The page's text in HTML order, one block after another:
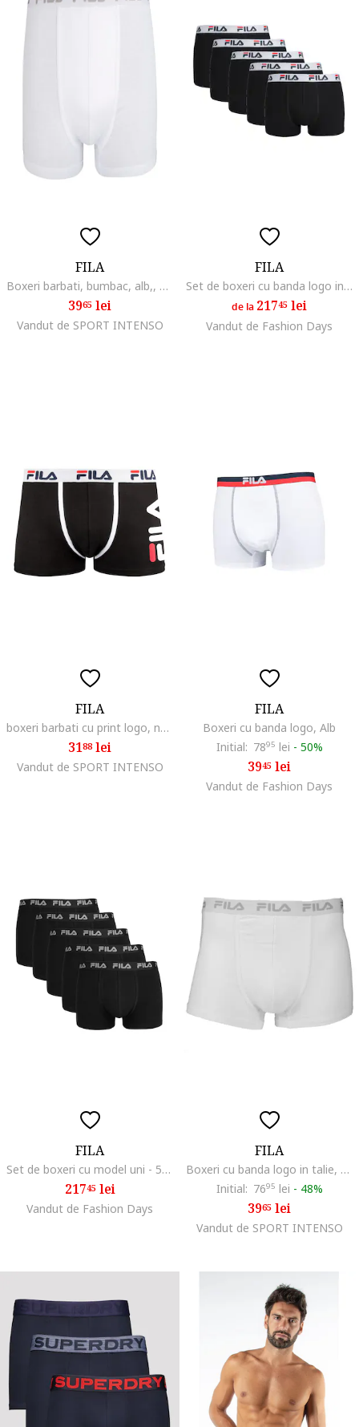
FILA
Boxeri barbati, bumbac, alb,, Alb
3965 lei
Vandut de SPORT INTENSO
FILA
Set de boxeri cu banda logo in talie - 5 perechi, Negru
de la 21745 lei
Vandut de Fashion Days
FILA
boxeri barbati cu print logo, negru,
3188 lei
Vandut de SPORT INTENSO
FILA
Boxeri cu banda logo, Alb
Initial: 7895 lei - 50%
3945 lei
Vandut de Fashion Days
FILA
Set de boxeri cu model uni - 5 perechi, Negru
21745lei
Vandut de Fashion Days
FILA
Boxeri cu banda logo in talie, Alb
Initial: 7695 lei - 48%
3965 lei
Vandut de SPORT INTENSO